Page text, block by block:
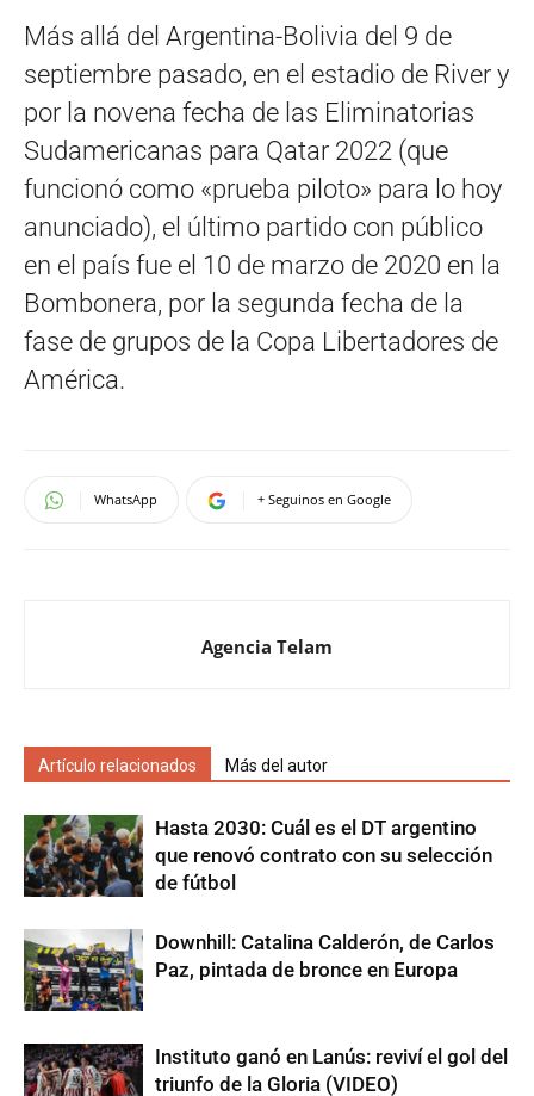
Más allá del Argentina-Bolivia del 9 de
septiembre pasado, en el estadio de River y
por la novena fecha de las Eliminatorias
Sudamericanas para Qatar 2022 (que
funcionó como «prueba piloto» para lo hoy
anunciado), el último partido con público
en el país fue el 10 de marzo de 2020 en la
Bombonera, por la segunda fecha de la
fase de grupos de la Copa Libertadores de
América.
WhatsApp + Seguinos en Google
Agencia Telam
Artículo relacionados Más del autor
Hasta 2030: Cuál es el DT argentino
que renovó contrato con su selección
de fútbol
Downhill: Catalina Calderón, de Carlos
Paz, pintada de bronce en Europa
Instituto ganó en Lanús: reviví el gol del
triunfo de la Gloria (VIDEO)